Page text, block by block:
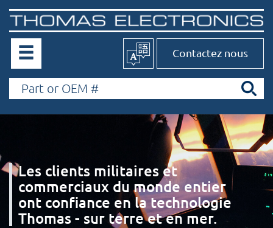
Contactez nous
Les clients militaires et
commerciaux du monde entier
ont confiance en la technologie
Thomas - sur terre et en mer.